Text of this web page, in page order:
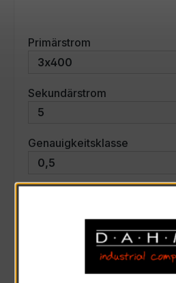
Primärstrom
Sekundärstrom
Genauigkeitsklasse
Auswahl zurücksetzen